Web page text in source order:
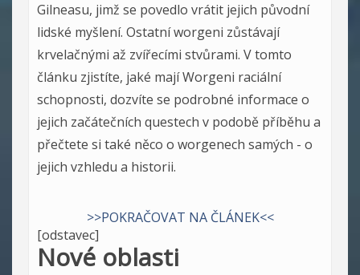
Gilneasu, jimž se povedlo vrátit jejich původní
lidské myšlení. Ostatní worgeni zůstávají
krvelačnými až zvířecími stvůrami. V tomto
článku zjistíte, jaké mají Worgeni raciální
schopnosti, dozvíte se podrobné informace o
jejich začátečních questech v podobě příběhu a
přečtete si také něco o worgenech samých - o
jejich vzhledu a historii.
>>POKRAČOVAT NA ČLÁNEK<<
[odstavec]
Nové oblasti